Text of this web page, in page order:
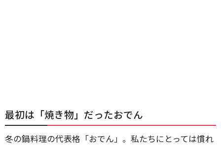
最初は「焼き物」だったおでん
冬の鍋料理の代表格「おでん」。私たちにとっては慣れ